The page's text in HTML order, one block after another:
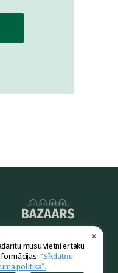
×
mūsu vietni ērtāku
“Sīkdatņu
politika”..